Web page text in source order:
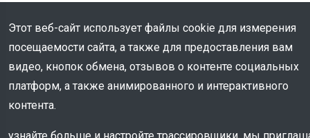
Этот веб-сайт использует файлы cookie для измерения
посещаемости сайта, а также для предоставления вам
видео, кнопок обмена, отзывов о контенте социальных
платформ, а также анимированного и интерактивного
контента.